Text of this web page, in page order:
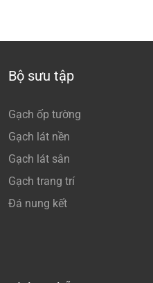
Bộ sưu tập
Gạch ốp tường
Gạch lát nền
Gạch lát sân
Gạch trang trí
Đá nung kết